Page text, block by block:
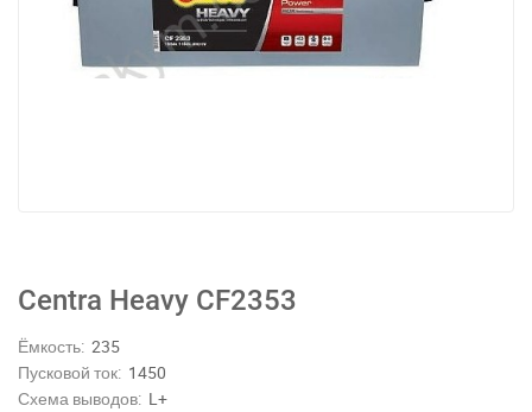
Centra Heavy CF2353
Ёмкость: 235
Пусковой ток: 1450
Схема выводов: L+